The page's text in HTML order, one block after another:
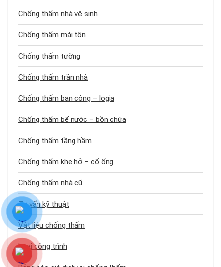
Chống thấm nhà vệ sinh
Chống thấm mái tôn
Chống thấm tường
Chống thấm trần nhà
Chống thấm ban công – logia
Chống thấm bể nước – bồn chứa
Chống thấm tầng hầm
Chống thấm khe hở – cổ ống
Chống thấm nhà cũ
Tư vấn kỹ thuật
Vật liệu chống thấm
Loại công trình